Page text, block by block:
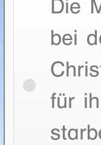
Die
bei
für